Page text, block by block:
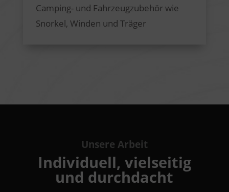
Camping- und Fahrzeugzubehör wie
Snorkel, Winden und Träger
Unsere Arbeit
Individuell, vielseitig
und durchdacht